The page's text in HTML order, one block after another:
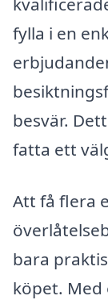
fylla i en
besvär.
fatta ett
Att få flera
bara
köpet.